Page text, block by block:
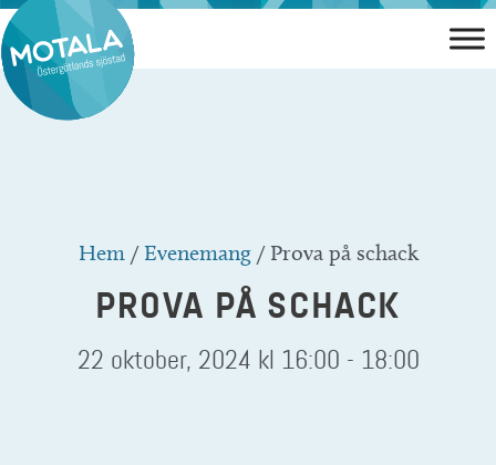
Hoppa
till
innehåll
Hem/Evenemang/ Prova på schack
PROVA PÅ SCHACK
22 oktober, 2024 kl 16:00 - 18:00